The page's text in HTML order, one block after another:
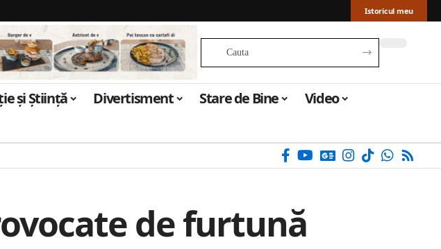
Istoricul meu
și Știință Divertisment Stare de Bine
Video
de furtună